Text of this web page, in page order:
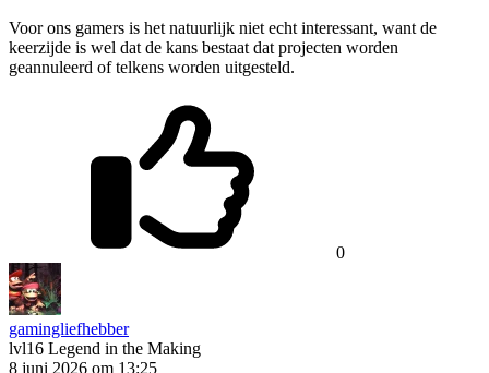
Voor ons gamers is het natuurlijk niet echt interessant, want de
keerzijde is wel dat de kans bestaat dat projecten worden
geannuleerd of telkens worden uitgesteld.
0
gamingliefhebber
lvl16 Legend in the Making
8 juni 2026 om 13:25